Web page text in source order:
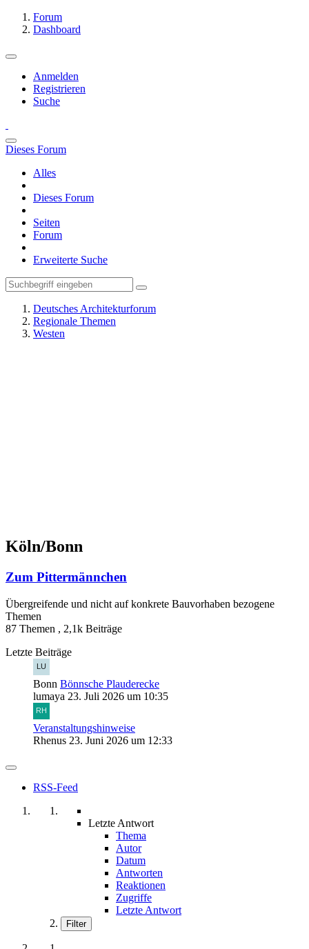
Forum
Dashboard
Anmelden
Registrieren
Suche
Dieses Forum
Alles
Dieses Forum
Seiten
Forum
Erweiterte Suche
Deutsches Architekturforum
Regionale Themen
Westen
Köln/Bonn
Zum Pittermännchen
Übergreifende und nicht auf konkrete Bauvorhaben bezogene
Themen
87 Themen , 2,1k Beiträge
Letzte Beiträge
Bonn Bönnsche Plauderecke
lumaya 23. Juli 2026 um 10:35
Veranstaltungshinweise
Rhenus 23. Juni 2026 um 12:33
RSS-Feed
Letzte Antwort
Thema
Autor
Datum
Antworten
Reaktionen
Zugriffe
Letzte Antwort
Filter